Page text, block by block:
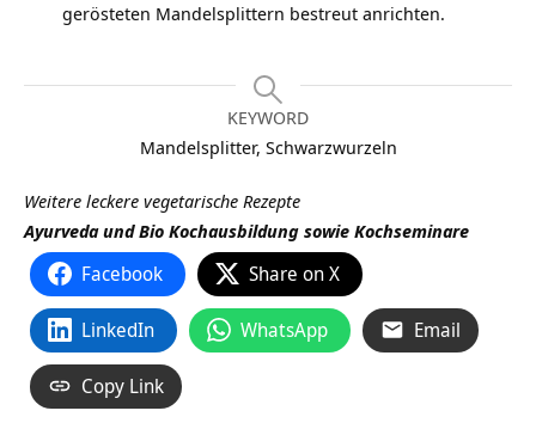
gerösteten Mandelsplittern bestreut anrichten.
KEYWORD
Mandelsplitter, Schwarzwurzeln
Weitere leckere vegetarische Rezepte
Ayurveda und Bio Kochausbildung sowie Kochseminare
Facebook Share on X
LinkedIn WhatsApp Email
Copy Link